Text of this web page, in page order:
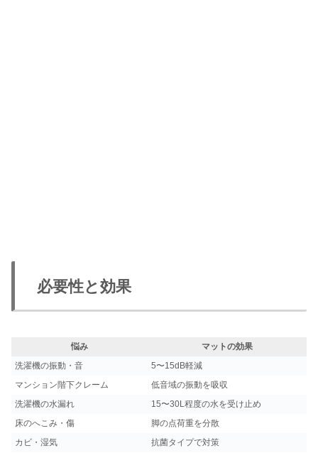
必要性と効果
悩み
マットの効果
洗濯機の振動・音
5〜15dB軽減
マンション階下クレーム
低音域の振動を吸収
洗濯機の水漏れ
15〜30L程度の水を受け止め
床のへこみ・傷
脚の点荷重を分散
カビ・湿気
抗菌タイプで対策